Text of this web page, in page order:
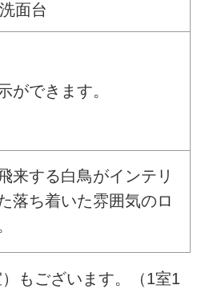
面台
ができます。
来する白鳥がインテリ
落ち着いた雰囲気のロ
もございます。（1室1